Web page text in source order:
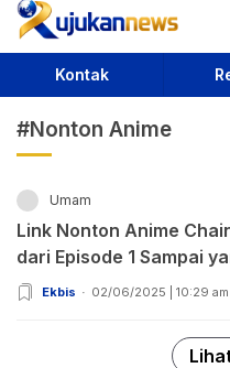
Rujukan News
Satu Rujukan Sejuta
Kontak
#Nonton Anime
Umam
Link Nonton Anime
dari Episode 1 Sampai
Ekbis 02/06/2025 | 10:29 am